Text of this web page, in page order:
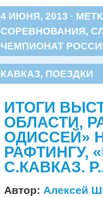
4 ИЮНЯ, 2013 ·
СОРЕВНОВАНИЯ,
ЧЕМПИОНАТ
КАВКАЗ, ПОЕЗДКИ
ИТОГИ
ОБЛАСТИ,
ОДИССЕЙ»
РАФТИНГУ,
С.КАВКАЗ.
Автор: Алексей